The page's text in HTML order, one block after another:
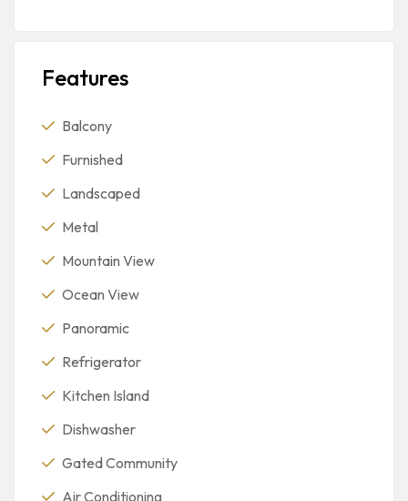
Features
Balcony
Furnished
Landscaped
Metal
Mountain View
Ocean View
Panoramic
Refrigerator
Kitchen Island
Dishwasher
Gated Community
Air Conditioning